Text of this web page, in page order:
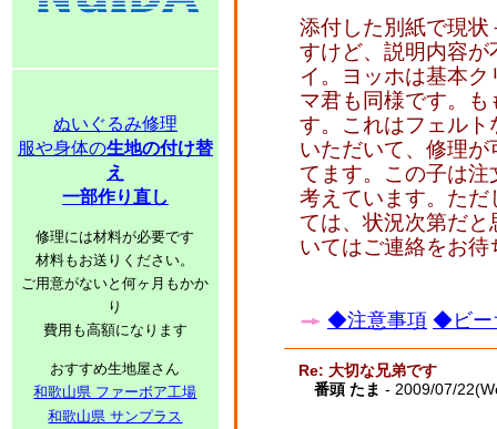
ぬいぐるみ修理
服や身体の生地の付け替
え
一部作り直し
修理には材料が必要です
材料もお送りください。
ご用意がないと何ヶ月もかか
り
費用も高額になります
おすすめ生地屋さん
和歌山県 ファーボア工場
和歌山県 サンプラス
添付した別紙で現
すけど、説明内容
イ。ヨッホは基本
マ君も同様です。
す。これはフェル
いただいて、修理
てます。この子は
考えています。た
ては、状況次第だ
いてはご連絡をお待
◆注意事項 ◆ビー
Re: 大切な兄弟です
番頭 たま - 2009/07/